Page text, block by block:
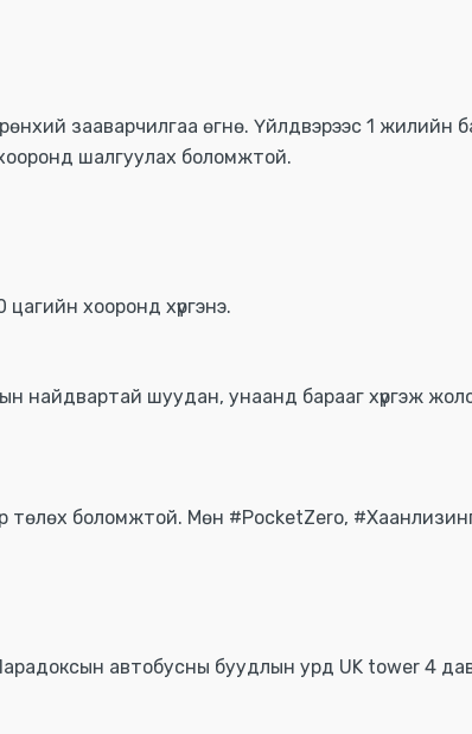
зааварчилгаа өгнө. Үйлдвэрээс 1 жилийн
хооронд шалгуулах боломжтой.
хооронд хүргэнэ.
найдвартай шуудан, унаанд барааг хүргэж
төлөх боломжтой. Мөн #PocketZero,
автобусны буудлын урд UK tower 4